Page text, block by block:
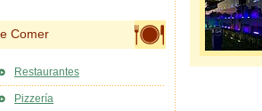
Comer
Restaurantes
Pizzería